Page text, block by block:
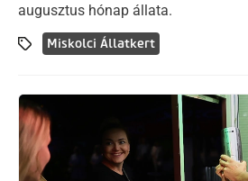
augusztus hónap állata.
Miskolci Állatkert